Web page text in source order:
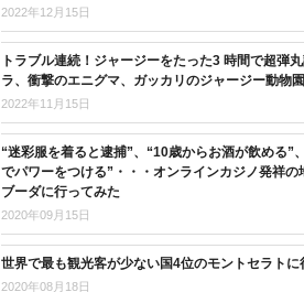
2022年12月15日
トラブル連続！ジャージーをたった3 時間で超弾
ラ、衝撃のエニグマ、ガッカリのジャージー動物
2022年11月15日
“迷彩服を着ると逮捕”、“10歳からお酒が飲める”
でパワーをつける”・・・オンラインカジノ発祥の
ブーダに行ってみた
2020年09月15日
世界で最も観光客が少ない国4位のモントセラトに
2020年08月18日